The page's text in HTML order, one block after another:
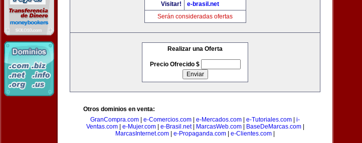
Visitar!
e-brasil.net
Serán consideradas ofertas
Realizar una Oferta
Precio Ofrecido $
Otros dominios en venta:
GranCompra.com
e-Comercios.com e-Mercados.com e-Tutoriales.com
i-
Ventas.com| e-Mujer.com| e-Brasil.net| MarcasWeb.com| BaseDeMarcas.com|
MarcasInternet.com
e-Propaganda.com e-Clientes.com